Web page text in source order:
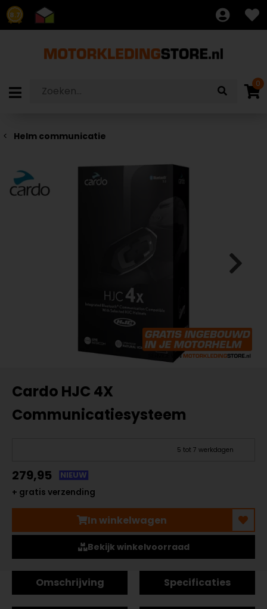
8.7
0
Helm communicatie
Cardo HJC 4X
Communicatiesysteem
5 tot 7 werkdagen
279,95
NIEUW
+ gratis verzending
In winkelwagen
Bekijk winkelvoorraad
Omschrijving Specificaties